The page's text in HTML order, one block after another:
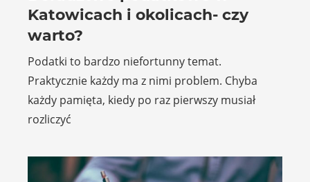
Katowicach i okolicach- czy
warto?
Podatki to bardzo niefortunny temat.
Praktycznie każdy ma z nimi problem. Chyba
każdy pamięta, kiedy po raz pierwszy musiał
rozliczyć